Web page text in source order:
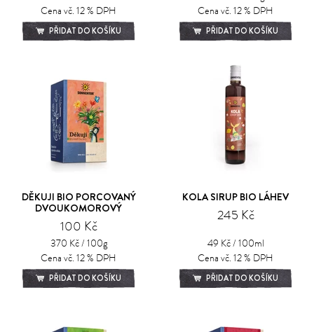
Cena vč. 12 % DPH
PŘIDAT DO KOŠÍKU
Cena vč. 12 % DPH
PŘIDAT DO KOŠÍKU
DĚKUJI BIO PORCOVANÝ
DVOUKOMOROVÝ
100 Kč
370 Kč / 100g
Cena vč. 12 % DPH
PŘIDAT DO KOŠÍKU
KOLA SIRUP BIO LÁHEV
245 Kč
49 Kč / 100ml
Cena vč. 12 % DPH
PŘIDAT DO KOŠÍKU